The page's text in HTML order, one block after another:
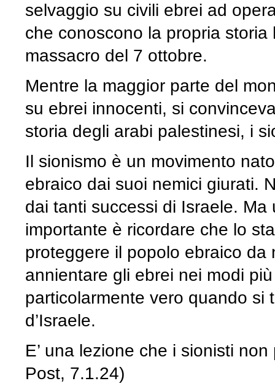
selvaggio su civili ebrei ad
che conoscono la propria
massacro del 7 ottobre.
Mentre la maggior parte del
su ebrei innocenti, si
storia degli arabi palestinesi, i
Il sionismo è un movimento
ebraico dai suoi nemici giurati.
dai tanti successi di Israele.
importante è ricordare che lo
proteggere il popolo ebraico
annientare gli ebrei nei modi
particolarmente vero quando si
d’Israele.
E’ una lezione che i sionisti
Post, 7.1.24)